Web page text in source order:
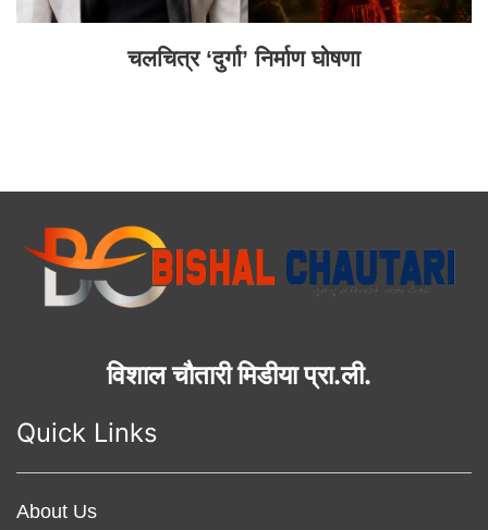
चलचित्र ‘दुर्गा’ निर्माण घोषणा
विशाल चौतारी मिडीया प्रा.ली.
Quick Links
About Us